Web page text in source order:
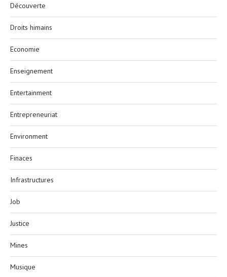
Découverte
Droits himains
Economie
Enseignement
Entertainment
Entrepreneuriat
Environment
Finaces
Infrastructures
Job
Justice
Mines
Musique